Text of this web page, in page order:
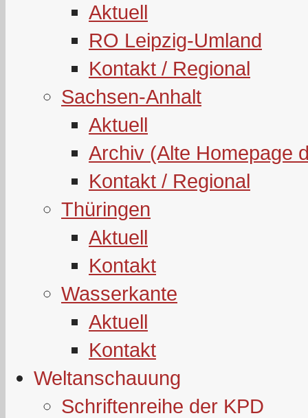
Aktuell
RO Leipzig-Umland
Kontakt / Regional
Sachsen-Anhalt
Aktuell
Archiv (Alte Homepage
Kontakt / Regional
Thüringen
Aktuell
Kontakt
Wasserkante
Aktuell
Kontakt
Weltanschauung
Schriftenreihe der KPD